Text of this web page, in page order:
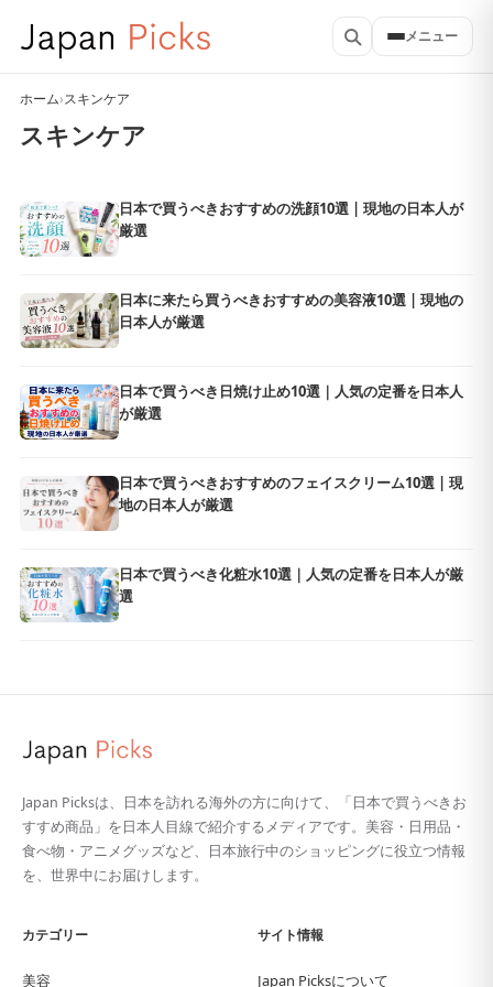
メニュー
ホーム›スキンケア
スキンケア
日本で買うべきおすすめの洗顔10選 | 現地の日本人が
厳選
日本に来たら買うべきおすすめの美容液10選 | 現地の
日本人が厳選
日本で買うべき日焼け止め10選｜人気の定番を日本人
が厳選
日本で買うべきおすすめのフェイスクリーム10選 | 現
地の日本人が厳選
日本で買うべき化粧水10選｜人気の定番を日本人が厳
選
Japan Picksは、日本を訪れる海外の方に向けて、「日本で買うべきお
すすめ商品」を日本人目線で紹介するメディアです。美容・日用品・
食べ物・アニメグッズなど、日本旅行中のショッピングに役立つ情報
を、世界中にお届けします。
カテゴリー
美容
サイト情報
Japan Picksについて